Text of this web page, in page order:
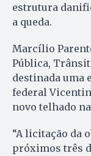
estrutura
a queda.
Marcílio
Pública,
destinada uma
federal
novo telhado
“A licitação da
próximos três